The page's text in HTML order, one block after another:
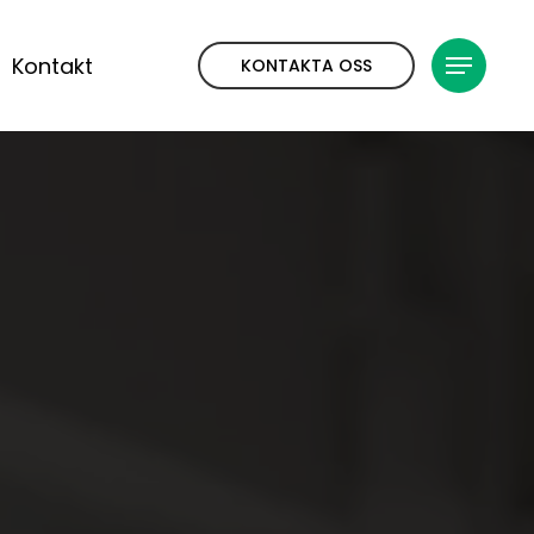
Kontakt KONTAKTA OSS Meny